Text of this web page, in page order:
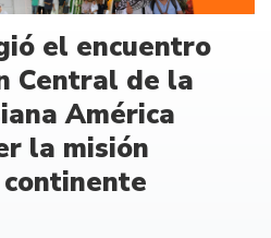
el encuentro
Central de la
América
la misión